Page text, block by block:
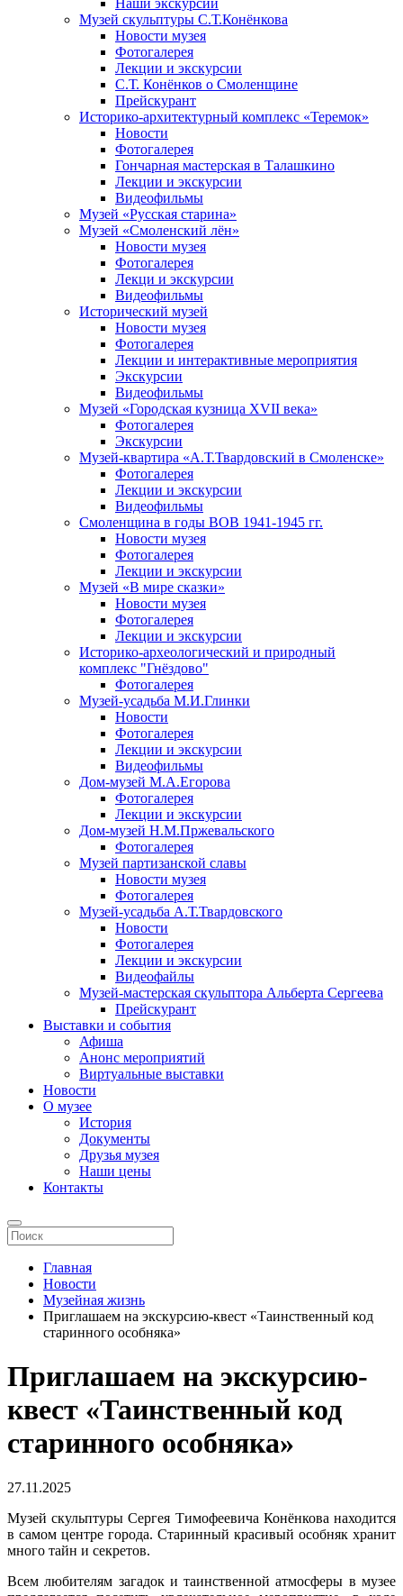
Наши экскурсии
Музей скульптуры С.Т.Конёнкова
Новости музея
Фотогалерея
Лекции и экскурсии
С.Т. Конёнков о Смоленщине
Прейскурант
Историко-архитектурный комплекс «Теремок»
Новости
Фотогалерея
Гончарная мастерская в Талашкино
Лекции и экскурсии
Видеофильмы
Музей «Русская старина»
Музей «Смоленский лён»
Новости музея
Фотогалерея
Лекци и экскурсии
Видеофильмы
Исторический музей
Новости музея
Фотогалерея
Лекции и интерактивные мероприятия
Экскурсии
Видеофильмы
Музей «Городская кузница XVII века»
Фотогалерея
Экскурсии
Музей-квартира «А.Т.Твардовский в Смоленске»
Фотогалерея
Лекции и экскурсии
Видеофильмы
Смоленщина в годы ВОВ 1941-1945 гг.
Новости музея
Фотогалерея
Лекции и экскурсии
Музей «В мире сказки»
Новости музея
Фотогалерея
Лекции и экскурсии
Историко-археологический и природный
комплекс "Гнёздово"
Фотогалерея
Музей-усадьба М.И.Глинки
Новости
Фотогалерея
Лекции и экскурсии
Видеофильмы
Дом-музей М.А.Егорова
Фотогалерея
Лекции и экскурсии
Дом-музей Н.М.Пржевальского
Фотогалерея
Музей партизанской славы
Новости музея
Фотогалерея
Музей-усадьба А.Т.Твардовского
Новости
Фотогалерея
Лекции и экскурсии
Видеофайлы
Музей-мастерская скульптора Альберта Сергеева
Прейскурант
Выставки и события
Афиша
Анонс мероприятий
Виртуальные выставки
Новости
О музее
История
Документы
Друзья музея
Наши цены
Контакты
Главная
Новости
Музейная жизнь
Приглашаем на экскурсию-квест «Таинственный код
старинного особняка»
Приглашаем на экскурсию-
квест «Таинственный код
старинного особняка»
27.11.2025
Музей скульптуры Сергея Тимофеевича Конёнкова находится
в самом центре города. Старинный красивый особняк хранит
много тайн и секретов.
Всем любителям загадок и таинственной атмосферы в музее